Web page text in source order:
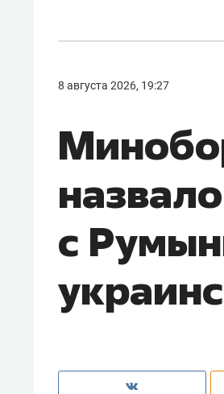
8 августа 2026, 19:27
с